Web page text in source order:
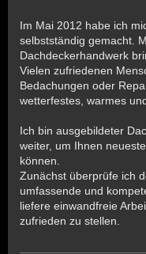
Im Mai 2012 habe ich
selbstständig gemacht.
Dachdeckerhandwerk
Vielen zufriedenen
Bedachungen oder
wetterfestes, warmes
Ich bin ausgebildeter
weiter, um Ihnen
können.
Zunächst überprüfe ich
umfassende und
liefere einwandfreie
zufrieden zu stellen.